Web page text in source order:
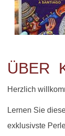
ÜBER
Herzlich
Lernen Sie
exklusivste